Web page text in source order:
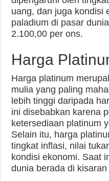
uang, dan juga kondisi
paladium di pasar
2.100,00 per ons.
Harga
Harga platinum
mulia yang paling
lebih tinggi daripada
ini disebabkan karena
ketersediaan platinum
Selain itu, harga
tingkat inflasi, nilai
kondisi ekonomi. Saat
dunia berada di